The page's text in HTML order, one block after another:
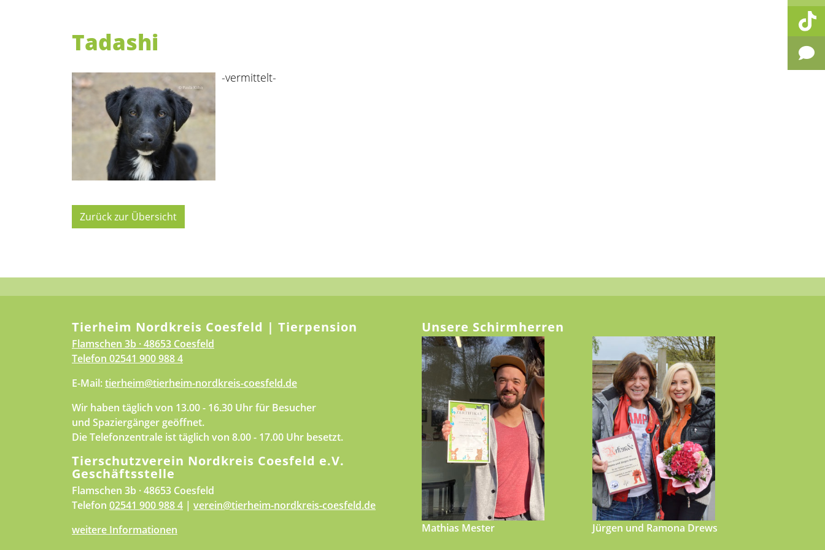
Tadashi
-vermittelt-
Zurück zur Übersicht
Tierheim Nordkreis Coesfeld | Tierpension
Flamschen 3b · 48653 Coesfeld
Telefon 02541 900 988 4
E-Mail:tierheim@tierheim-nordkreis-coesfeld.de
Wir haben täglich von 13.00 - 16.30 Uhr für Besucher
und Spaziergänger geöffnet.
Die Telefonzentrale ist täglich von 8.00 - 17.00 Uhr besetzt.
Tierschutzverein Nordkreis Coesfeld e.V.
Geschäftsstelle
Flamschen 3b · 48653 Coesfeld
Telefon 02541 900 988 4 | verein@tierheim-nordkreis-coesfeld.de
weitere Informationen
Unsere Schirmherren
Mathias Mester Jürgen und Ramona Drews